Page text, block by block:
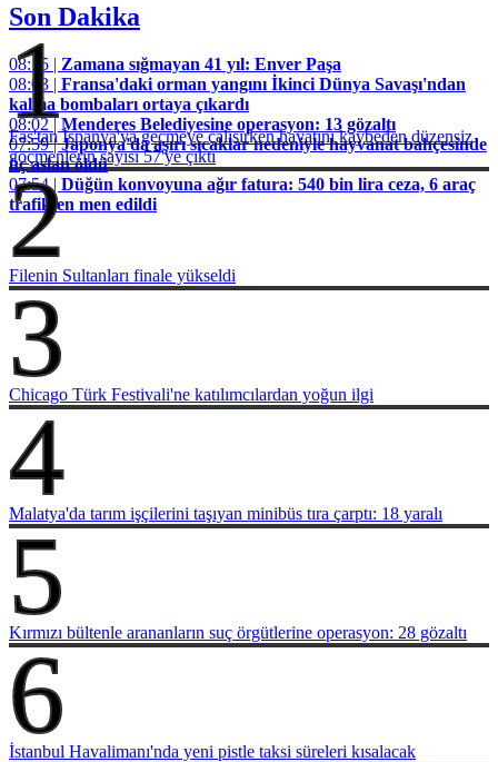
Son Dakika
08:15 | Zamana sığmayan 41 yıl: Enver Paşa
08:03 | Fransa'daki orman yangını İkinci Dünya Savaşı'ndan
kalma bombaları ortaya çıkardı
08:02 |Menderes Belediyesine operasyon: 13 gözaltı
07:59 |Japonya'da aşırı sıcaklar nedeniyle hayvanat bahçesinde
üç aslan öldü
07:54 | Düğün konvoyuna ağır fatura: 540 bin lira ceza, 6 araç
trafikten men edildi
1
Fas'tan İspanya'ya geçmeye çalışırken hayatını kaybeden düzensiz
göçmenlerin sayısı 57'ye çıktı
2
Filenin Sultanları finale yükseldi
3
Chicago Türk Festivali'ne katılımcılardan yoğun ilgi
4
Malatya'da tarım işçilerini taşıyan minibüs tıra çarptı: 18 yaralı
5
Kırmızı bültenle arananların suç örgütlerine operasyon: 28 gözaltı
6
İstanbul Havalimanı'nda yeni pistle taksi süreleri kısalacak